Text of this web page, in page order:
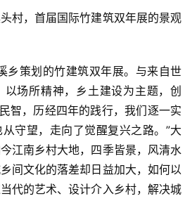
村，首届国际竹建筑双年展的景观
乡策划的竹建筑双年展。与来自世
场所精神，乡土建设为主题，创
民智，历经四年的践行，我们逐一实
守望，走向了觉醒复兴之路。”大
江南乡村大地，四季皆景，风清水
间文化的落差却日益加大，如何以
代的艺术、设计介入乡村，解决城